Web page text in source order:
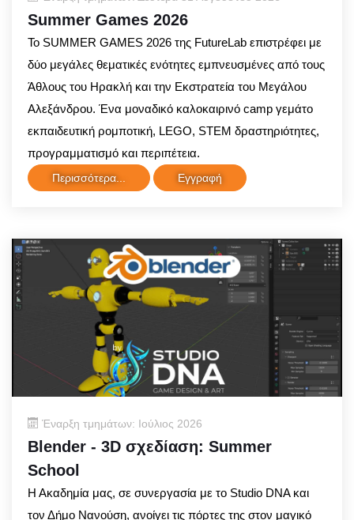
Summer Games 2026
Το SUMMER GAMES 2026 της FutureLab επιστρέφει με
δύο μεγάλες θεματικές ενότητες εμπνευσμένες από τους
Άθλους του Ηρακλή και την Εκστρατεία του Μεγάλου
Αλεξάνδρου. Ένα μοναδικό καλοκαιρινό camp γεμάτο
εκπαιδευτική ρομποτική, LEGO, STEM δραστηριότητες,
προγραμματισμό και περιπέτεια.
Περισσότερα... Εγγραφή
Έναρξη τμημάτων: Ιούλιος 2026
Blender - 3D σχεδίαση: Summer
School
Η Ακαδημία μας, σε συνεργασία με το Studio DNA και
τον Δήμο Νανούση, ανοίγει τις πόρτες της στον μαγικό